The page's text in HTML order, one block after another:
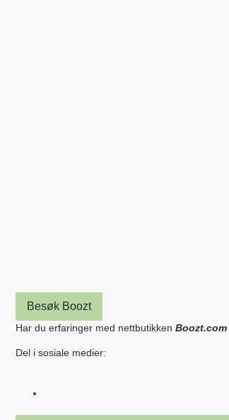
Besøk Boozt
Har du erfaringer med nettbutikken Boozt.com
Del i sosiale medier: